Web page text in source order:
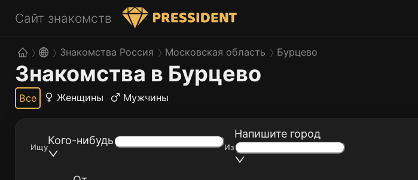
Сайт знакомств
Знакомства Россия Московская область Бурцево
Знакомства в Бурцево
Все Женщины Мужчины
Ищу
Кого-нибудь
Из
Напишите город